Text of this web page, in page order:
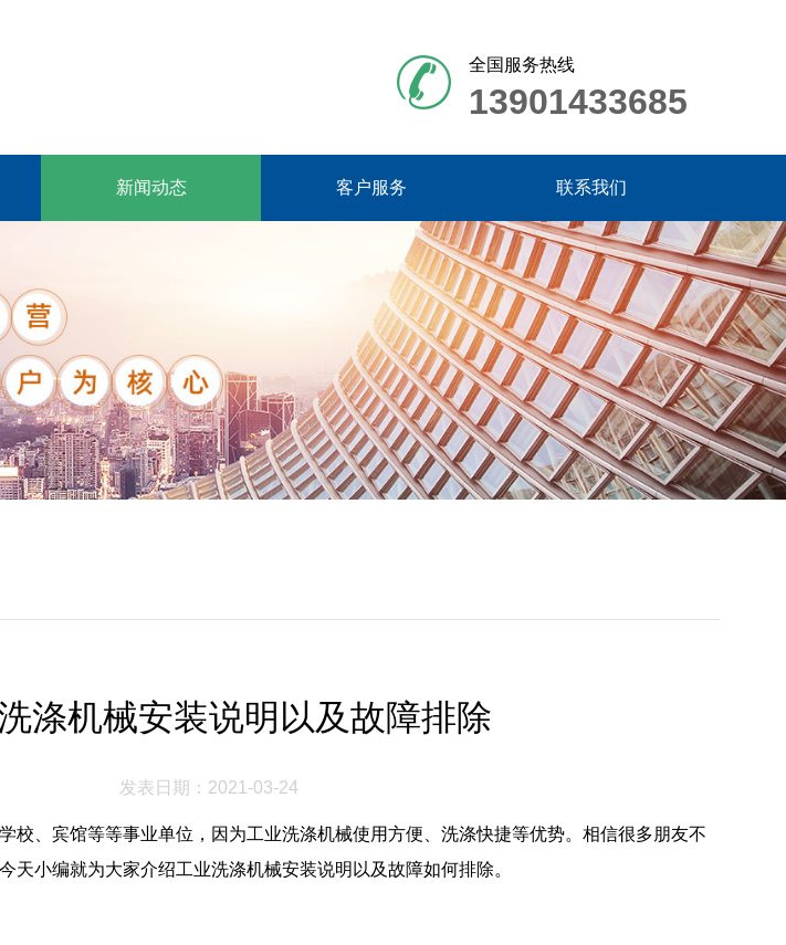
全国服务热线
13901433685
新闻动态 客户服务 联系我们
涤机械安装说明以及故障排除
发表日期：2021-03-24
校、宾馆等等事业单位，因为工业洗涤机械使用方便、洗涤快捷等优势。相信很多朋友不
天小编就为大家介绍工业洗涤机械安装说明以及故障如何排除。